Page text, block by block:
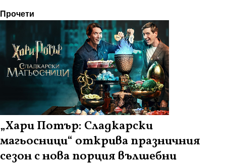
Прочети
„Хари Потър: Сладкарски
магьосници“ открива празничния
сезон с нова порция вълшебни